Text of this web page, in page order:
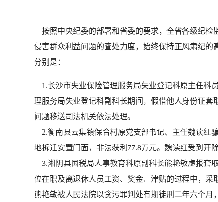
按照中央纪委的部署和省委的要求，全省各级纪检
侵害群众利益问题的查处力度，始终保持正风肃纪
分别是：
1.长沙市失业保险管理服务局失业登记科原主任科
理服务局失业登记科副科长期间，假借他人身份证
问题移送司法机关依法处理。
2.衡南县云集镇保合村原党支部书记、主任魏读红
地拆迁安置门面，非法获利77.8万元。魏读红受到开
3.湘阴县国税局人事教育科原副科长熊艳敏虚报套
位在职及离退休人员工资、奖金、津贴的过程中，采
熊艳敏被人民法院以贪污罪判处有期徒刑二年六个